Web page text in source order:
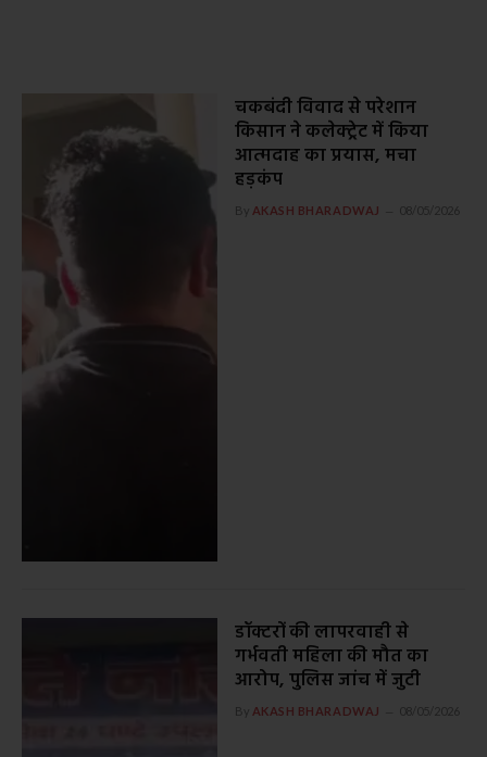
चकबंदी विवाद से परेशान
किसान ने कलेक्ट्रेट में किया
आत्मदाह का प्रयास, मचा
हड़कंप
By AKASH BHARADWAJ 08/05/2026
डॉक्टरों की लापरवाही से
गर्भवती महिला की मौत का
आरोप, पुलिस जांच में जुटी
By AKASH BHARADWAJ 08/05/2026